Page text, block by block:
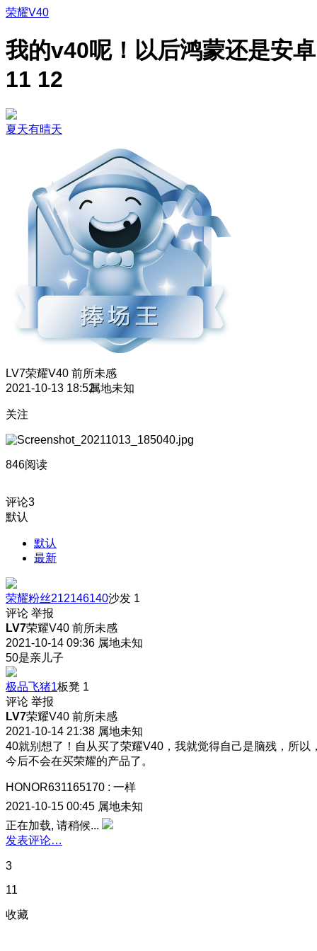
荣耀V40
我的v40呢！以后鸿蒙还是安卓
11 12
夏天有晴天
LV7荣耀V40 前所未感
2021-10-13 18:52属地未知
关注
846阅读
评论3
默认
默认
最新
荣耀粉丝212146140沙发 1
评论 举报
LV7荣耀V40 前所未感
2021-10-14 09:36 属地未知
50是亲儿子
极品飞猪1板凳 1
评论 举报
LV7荣耀V40 前所未感
2021-10-14 21:38 属地未知
40就别想了！自从买了荣耀V40，我就觉得自己是脑残，所以
今后不会在买荣耀的产品了。
HONOR631165170 : 一样
2021-10-15 00:45 属地未知
正在加载, 请稍候...
发表评论…
3
11
收藏